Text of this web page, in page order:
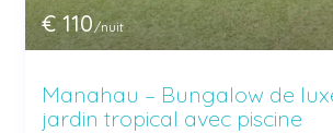
€ 110/nuit
Manahau – Bungalow de
jardin tropical avec piscine